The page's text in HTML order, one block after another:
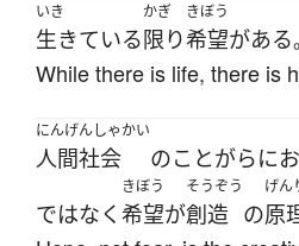
いき
生きている
かぎ
限り
きぼう
希望がある。
While there is life, there is
にんげんしゃかい
人間社会 のことがらに
ではなく
きぼう
希望が
そうぞう
創造 の
げん
原